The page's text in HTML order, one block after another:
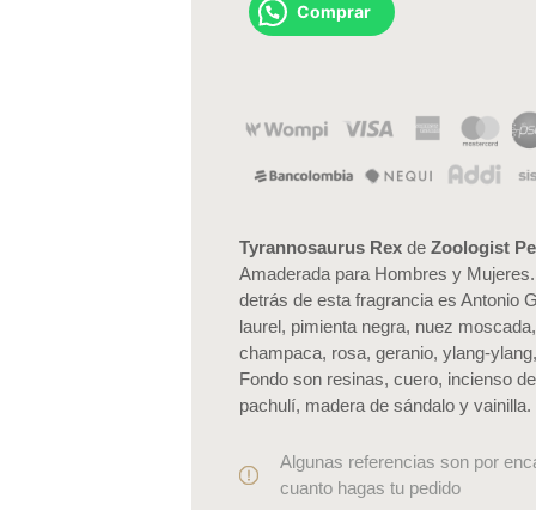
Comprar
Tyrannosaurus Rex deZoologist
Amaderada para Hombres y
detrás de esta fragrancia es Antonio
laurel, pimienta negra, nuez
champaca, rosa, geranio, ylang-
Fondo son resinas, cuero, incienso
pachulí, madera de sándalo y vainilla.
Algunas referencias son por
cuanto hagas tu pedido